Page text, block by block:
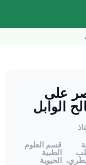
على
الوابل
قسم العلوم
الطبية
الحيوية